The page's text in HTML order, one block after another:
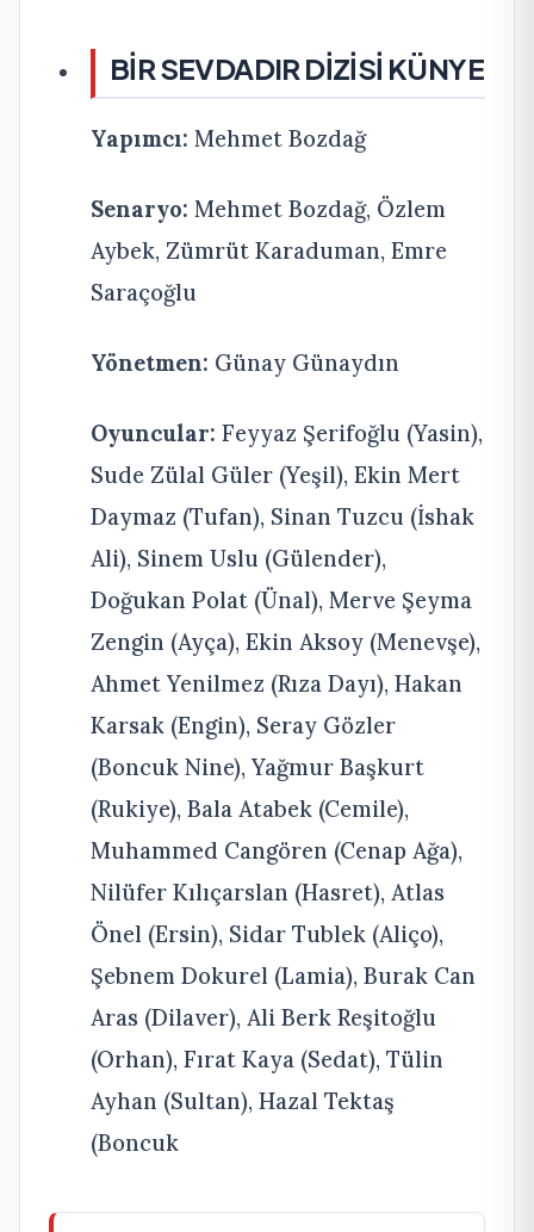
BİR SEVDADIR DİZİSİ KÜNYE
Yapımcı: Mehmet Bozdağ
Senaryo: Mehmet Bozdağ, Özlem
Aybek, Zümrüt Karaduman, Emre
Saraçoğlu
Yönetmen: Günay Günaydın
Oyuncular: Feyyaz Şerifoğlu (Yasin),
Sude Zülal Güler (Yeşil), Ekin Mert
Daymaz (Tufan), Sinan Tuzcu (İshak
Ali), Sinem Uslu (Gülender),
Doğukan Polat (Ünal), Merve Şeyma
Zengin (Ayça), Ekin Aksoy (Menevşe),
Ahmet Yenilmez (Rıza Dayı), Hakan
Karsak (Engin), Seray Gözler
(Boncuk Nine), Yağmur Başkurt
(Rukiye), Bala Atabek (Cemile),
Muhammed Cangören (Cenap Ağa),
Nilüfer Kılıçarslan (Hasret), Atlas
Önel (Ersin), Sidar Tublek (Aliço),
Şebnem Dokurel (Lamia), Burak Can
Aras (Dilaver), Ali Berk Reşitoğlu
(Orhan), Fırat Kaya (Sedat), Tülin
Ayhan (Sultan), Hazal Tektaş
(Boncuk